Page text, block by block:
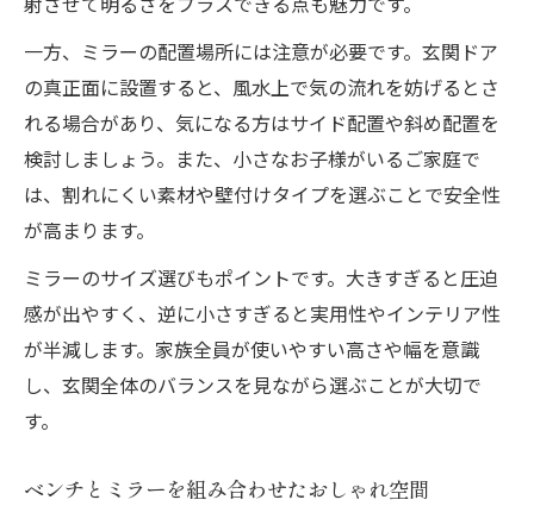
一方、ミラーの配置場所には注意が必要です。玄関ドア
の真正面に設置すると、風水上で気の流れを妨げるとさ
れる場合があり、気になる方はサイド配置や斜め配置を
検討しましょう。また、小さなお子様がいるご家庭で
は、割れにくい素材や壁付けタイプを選ぶことで安全性
が高まります。
ミラーのサイズ選びもポイントです。大きすぎると圧迫
感が出やすく、逆に小さすぎると実用性やインテリア性
が半減します。家族全員が使いやすい高さや幅を意識
し、玄関全体のバランスを見ながら選ぶことが大切で
す。
ベンチとミラーを組み合わせたおしゃれ空間